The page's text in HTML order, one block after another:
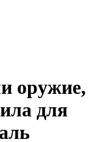
оружие,
для